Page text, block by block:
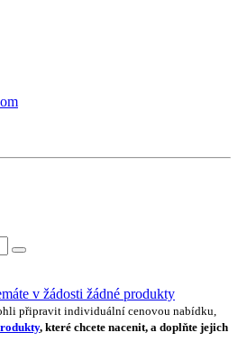
v žádosti žádné produkty
připravit individuální cenovou nabídku,
, které chcete nacenit, a doplňte jejich